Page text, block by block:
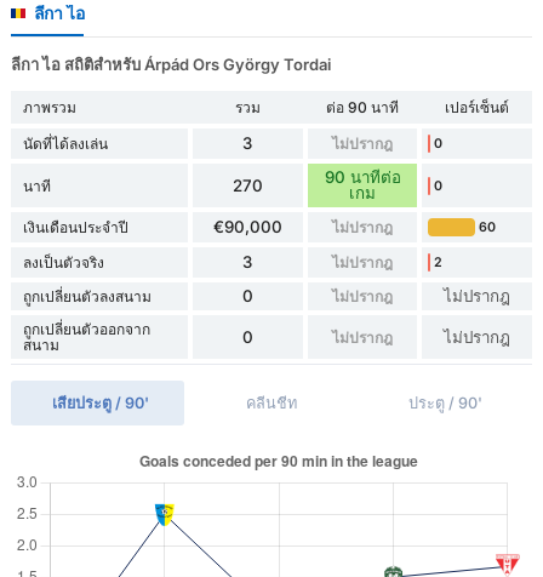
ลีกา ไอ
ลีกา ไอ สถิติสำหรับ Árpád Ors György Tordai
ภาพรวม รวม ต่อ 90 นาที
เปอร์เซ็นต์
นัดที่ได้ลงเล่น
3 ไม่ปรากฎ 0
นาที 270
90 นาทีต่อ
เกม
0
เงินเดือนประจำปี €90,000 ไม่ปรากฎ 60
ลงเป็นตัวจริง 3 ไม่ปรากฎ 2
ถูกเปลี่ยนตัวลงสนาม 0 ไม่ปรากฎ ไม่ปรากฎ
ถูกเปลี่ยนตัวออกจาก
สนาม
0 ไม่ปรากฎ ไม่ปรากฎ
เสียประตู / 90' คลีนชีท ประตู / 90'